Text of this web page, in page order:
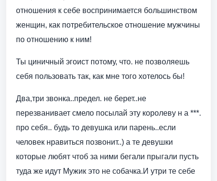
отношения к себе воспринимается большинством
женщин, как потребительское отношение мужчины
по отношению к ним!
Ты циничный эгоист потому, что. не позволяешь
себя пользовать так, как мне того хотелось бы!
Два,три звонка..предел. не берет..не
перезванивает смело посылай эту королеву н а ***.
про себя.. будь то девушка или парень..если
человек нравиться позвонит..) а те девушки
которые любят чтоб за ними бегали прыгали пусть
туда же идут Мужик это не собачка.И утри те себе